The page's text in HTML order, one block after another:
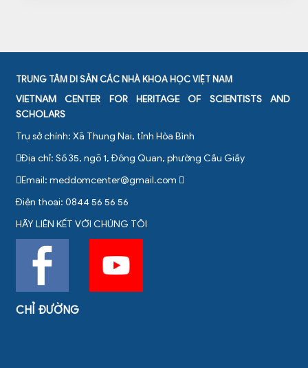
TRUNG TÂM DI SẢN CÁC NHÀ KHOA HỌC VIỆT NAM
VIETNAM CENTER FOR HERITAGE OF SCIENTISTS AND
SCHOLARS
Trụ sở chính: Xã Thung Nai, tỉnh Hòa Bình
Địa chỉ: Số 35, ngõ 1, Đông Quan, phường Cầu Giấy
Email: meddomcenter@gmail.com
Điện thoại: 0844 56 56 56
HÃY LIÊN KẾT VỚI CHÚNG TÔI
CHỈ ĐƯỜNG